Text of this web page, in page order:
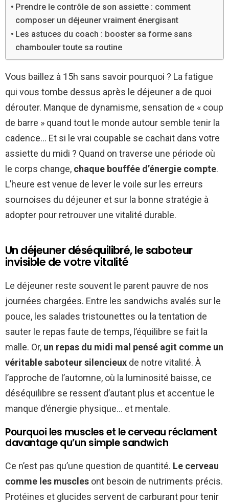
Prendre le contrôle de son assiette : comment
composer un déjeuner vraiment énergisant
Les astuces du coach : booster sa forme sans
chambouler toute sa routine
Vous baillez à 15h sans savoir pourquoi ? La fatigue
qui vous tombe dessus après le déjeuner a de quoi
dérouter. Manque de dynamisme, sensation de « coup
de barre » quand tout le monde autour semble tenir la
cadence… Et si le vrai coupable se cachait dans votre
assiette du midi ? Quand on traverse une période où
le corps change, chaque bouffée d’énergie compte.
L’heure est venue de lever le voile sur les erreurs
sournoises du déjeuner et sur la bonne stratégie à
adopter pour retrouver une vitalité durable.
Un déjeuner déséquilibré, le saboteur
invisible de votre vitalité
Le déjeuner reste souvent le parent pauvre de nos
journées chargées. Entre les sandwichs avalés sur le
pouce, les salades tristounettes ou la tentation de
sauter le repas faute de temps, l’équilibre se fait la
malle. Or, un repas du midi mal pensé agit comme un
véritable saboteur silencieux de notre vitalité. À
l’approche de l’automne, où la luminosité baisse, ce
déséquilibre se ressent d’autant plus et accentue le
manque d’énergie physique… et mentale.
Pourquoi les muscles et le cerveau réclament
davantage qu’un simple sandwich
Ce n’est pas qu’une question de quantité. Le cerveau
comme les muscles ont besoin de nutriments précis.
Protéines et glucides servent de carburant pour tenir